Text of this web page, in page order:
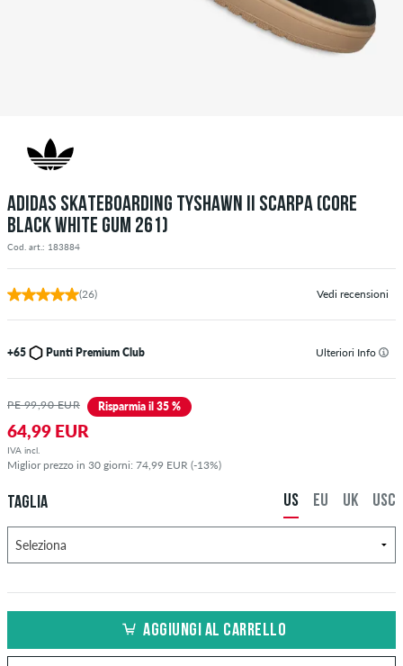
ADIDAS SKATEBOARDING TYSHAWN II SCARPA (CORE
BLACK WHITE GUM 261)
Cod. art.: 183884
(26) Vedi recensioni
+65 Punti Premium Club Ulteriori Info
PE 99,90 EUR Risparmia il 35 %
64,99 EUR
IVA incl.
Miglior prezzo in 30 giorni: 74,99 EUR (-13%)
TAGLIA USC
UK
EU
US
AGGIUNGI AL CARRELLO